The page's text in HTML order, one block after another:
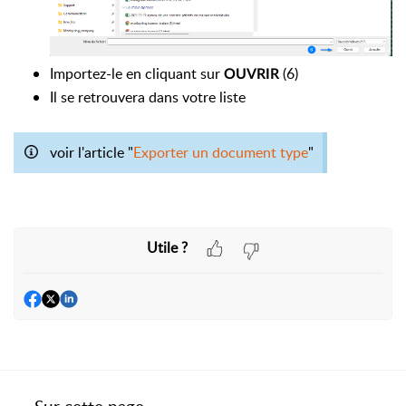
Importez-le en cliquant sur OUVRIR (6)
Il se retrouvera dans votre liste
voir l'article "Exporter un document type"
Utile ?